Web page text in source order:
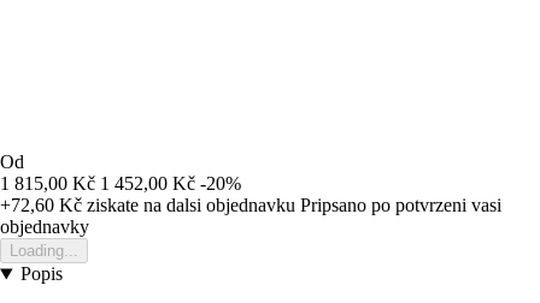
Od
1 815,00 Kč 1 452,00 Kč -20%
+72,60 Kč ziskate na dalsi objednavku Pripsano po potvrzeni vasi
objednavky
Loading...
Popis